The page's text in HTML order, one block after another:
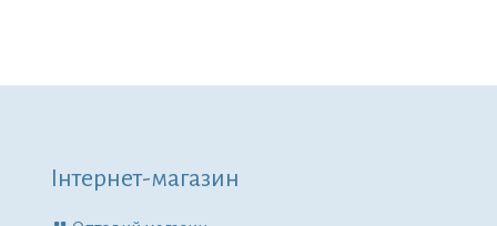
Інтернет-магазин